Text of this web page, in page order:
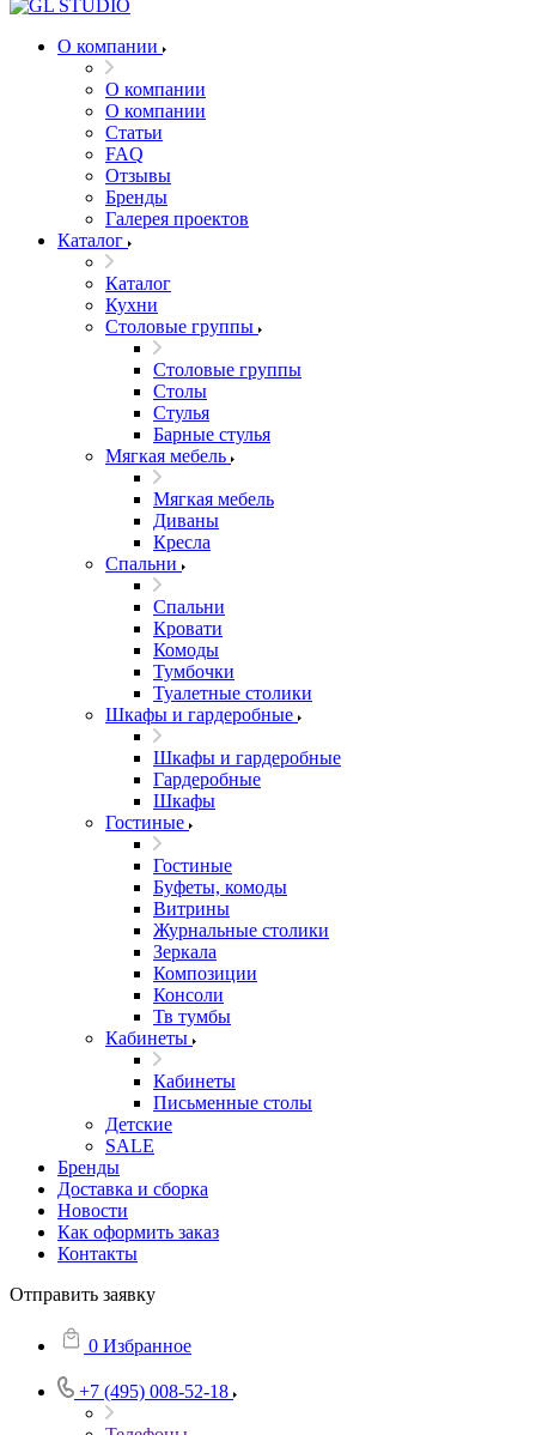
О компании
О компании
О компании
Статьи
FAQ
Отзывы
Бренды
Галерея проектов
Каталог
Каталог
Кухни
Столовые группы
Столовые группы
Столы
Стулья
Барные стулья
Мягкая мебель
Мягкая мебель
Диваны
Кресла
Спальни
Спальни
Кровати
Комоды
Тумбочки
Туалетные столики
Шкафы и гардеробные
Шкафы и гардеробные
Гардеробные
Шкафы
Гостиные
Гостиные
Буфеты, комоды
Витрины
Журнальные столики
Зеркала
Композиции
Консоли
Тв тумбы
Кабинеты
Кабинеты
Письменные столы
Детские
SALE
Бренды
Доставка и сборка
Новости
Как оформить заказ
Контакты
Отправить заявку
0 Избранное
+7 (495) 008-52-18